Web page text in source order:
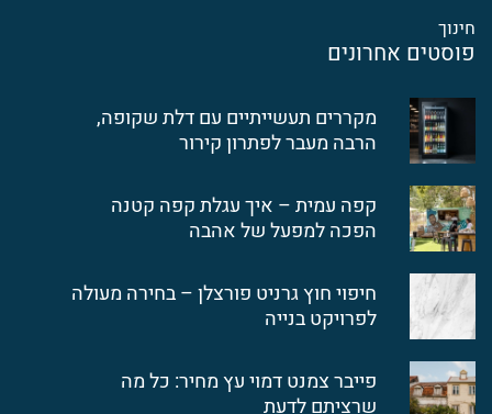
חינוך
פוסטים אחרונים
מקררים תעשייתיים עם דלת שקופה,
הרבה מעבר לפתרון קירור
קפה עמית – איך עגלת קפה קטנה
הפכה למפעל של אהבה
חיפוי חוץ גרניט פורצלן – בחירה מעולה
לפרויקט בנייה
פייבר צמנט דמוי עץ מחיר: כל מה
שרציתם לדעת